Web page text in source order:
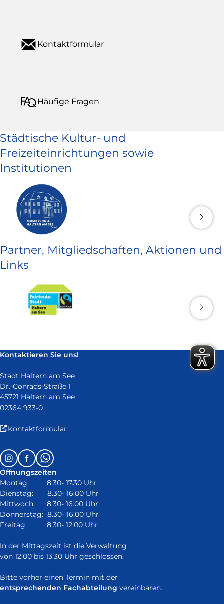
Kontaktformular
Häufige Fragen
Städtische Kultur- und
Freizeiteinrichtungen sowie
Institutionen
Partner, Mitgliedschaften, Aktionen und
Links
Kontaktieren Sie uns!
Stadt Haltern am See
Dr.-Conrads-Straße 1
45721 Haltern am See
02364 933-0
Kontaktformular
in
neuem
Fenster)
Follow
us
on:
InstagramFacebookWhatsapp
Öffnungszeiten
Montag: 8.30- 17.30 Uhr
Dienstag: 8.30- 16.00 Uhr
Mittwoch: 8.30- 16.00 Uhr
Donnerstag: 8.30- 16.00 Uhr
Freitag: 8.30- 12.00 Uhr
In der Mittagszeit ist die Verwaltung
von 12.00 bis 13.30 Uhr geschlossen.
Bitte vorher einen Termin mit der
entsprechenden Fachabteilung vereinbaren.